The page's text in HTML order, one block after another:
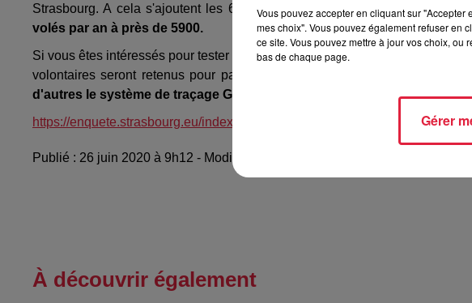
Strasbourg. A cela s'ajoutent les 65% de personnes qui ne porteraient
volés par an à près de 5900.
Si vous êtes intéressés pour tester ce dispositif, vous pouvez remplir le
volontaires seront retenus pour participer à ce projet innovant.
d'autres le système de traçage GPS à tester.
https://enquete.strasbourg.eu/index.php?r=survey/
Publié : 26 juin 2020 à 9h12 - Modifié : 30 octobre 2025 à 16h48 Anne-
À découvrir également
Vous pouvez accepter en cliquant sur
mes choix". Vous pouvez également refuser en
ce site. Vous pouvez mettre à jour vos choix, ou
bas de chaque page.
Gérer